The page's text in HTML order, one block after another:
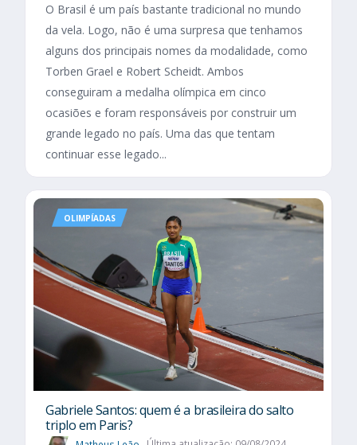
O Brasil é um país bastante tradicional no mundo
da vela. Logo, não é uma surpresa que tenhamos
alguns dos principais nomes da modalidade, como
Torben Grael e Robert Scheidt. Ambos
conseguiram a medalha olímpica em cinco
ocasiões e foram responsáveis por construir um
grande legado no país. Uma das que tentam
continuar esse legado...
OLIMPÍADAS
Gabriele Santos: quem é a brasileira do salto
triplo em Paris?